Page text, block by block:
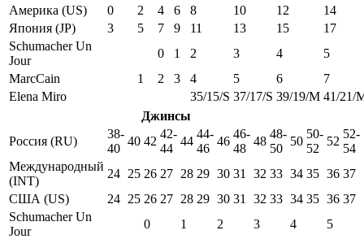
Америка (US)
0 2 4 6 8 10 12
14
Япония (JP)
3 5 7 9 11 13 15
17
Schumacher Un
Jour
0 1 2 3 4
5
MarcCain
1 2 3 4 5 6
7
Elena Miro
35/15/S 37/17/S 39/19/M 41/21/
Джинсы
Россия (RU)
38-
40
40 42
42-
44
44
44-
46
46
46-
48
48
48-
50
50
50-
52
52
52-
54
Международный
(INT)
24 25 26 27 28 29 30 31 32 33 34 35 36 37
США (US)
24 25 26 27 28 29 30 31 32 33 34 35 36 37
Schumacher Un
Jour
0 1 2 3 4
5